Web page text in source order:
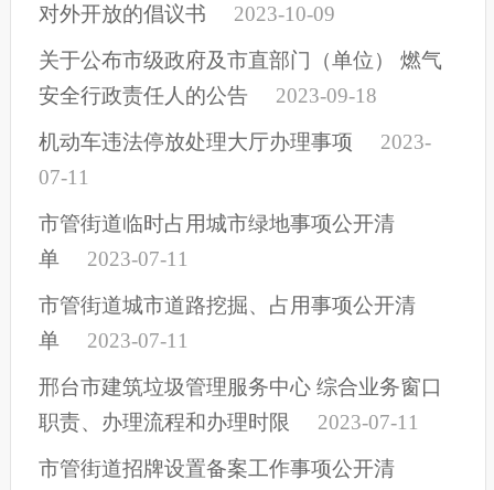
对外开放的倡议书
2023-10-09
关于公布市级政府及市直部门（单位） 燃气
安全行政责任人的公告
2023-09-18
机动车违法停放处理大厅办理事项
2023-
07-11
市管街道临时占用城市绿地事项公开清
单
2023-07-11
市管街道城市道路挖掘、占用事项公开清
单
2023-07-11
邢台市建筑垃圾管理服务中心 综合业务窗口
职责、办理流程和办理时限
2023-07-11
市管街道招牌设置备案工作事项公开清